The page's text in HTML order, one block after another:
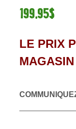
199,95$
LE PRIX
MAGASIN